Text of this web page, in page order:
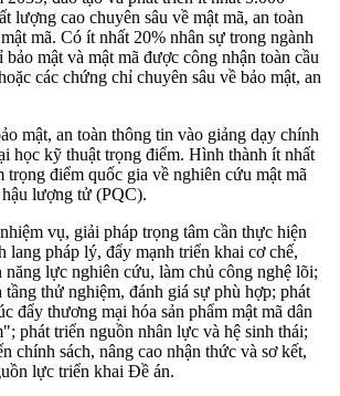
lượng cao chuyên sâu về mật mã, an toàn
mã. Có ít nhất 20% nhân sự trong ngành
mật và mật mã được công nhận toàn cầu
các chứng chỉ chuyên sâu về bảo mật, an
mật, an toàn thông tin vào giảng dạy chính
học kỹ thuật trọng điểm. Hình thành ít nhất
trọng điểm quốc gia về nghiên cứu mật mã
lượng tử (PQC).
vụ, giải pháp trọng tâm cần thực hiện
lang pháp lý, đẩy mạnh triển khai cơ chế,
năng lực nghiên cứu, làm chủ công nghệ lõi;
thử nghiệm, đánh giá sự phù hợp; phát
đẩy thương mại hóa sản phẩm mật mã dân
phát triển nguồn nhân lực và hệ sinh thái;
chính sách, nâng cao nhận thức và sơ kết,
lực triển khai Đề án.